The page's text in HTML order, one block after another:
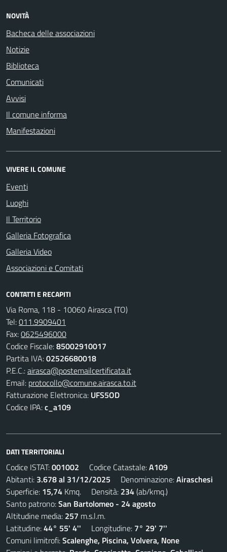
NOVITÀ
Bacheca delle associazioni
Notizie
Biblioteca
Comunicati
Avvisi
Il comune informa
Manifestazioni
VIVERE IL COMUNE
Eventi
Luoghi
Il Territorio
Galleria Fotografica
Galleria Video
Associazioni e Comitati
CONTATTI E RECAPITI
Via Roma, 118 - 10060 Airasca (TO)
Tel:011.9909401
Fax:0625496000
Codice Fiscale:85002910017
Partita IVA:02526680018
P.E.C.:airasca@postemailcertificata.it
Email: protocollo@comune.airasca.to.it
Fatturazione Elettronica: UFS5OD
Codice IPA:c_a109
DATI TERRITORIALI
Codice ISTAT:001002 Codice Catastale:A109
Abitanti: 3.678 al 31/12/2025 Denominazione:Airaschesi
Superficie: 15,74 Kmq. Densità: 234(ab/kmq.)
Santo patrono:San Bartolomeo - 24 agosto
Altitudine media: 257 m.s.l.m.
Latitudine:44° 55' 4'' Longitudine: 7° 29' 7''
Comuni limitrofi:Scalenghe, Piscina, Volvera, None